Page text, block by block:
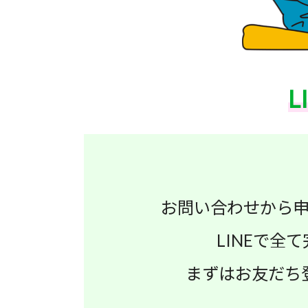
お問い合わせから
LINEで全て
まずはお友だち